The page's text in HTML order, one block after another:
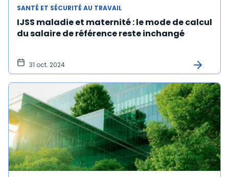
SANTÉ ET SÉCURITÉ AU TRAVAIL
IJSS maladie et maternité : le mode de calcul
du salaire de référence reste inchangé
31 oct. 2024